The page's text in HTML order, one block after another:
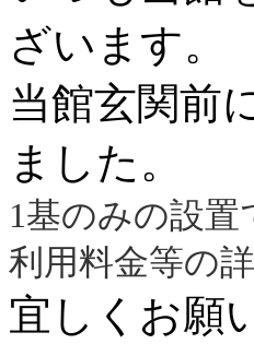
ざいます。
当館玄関前
ました。
1基のみの設
利用料金等の
宜しくお願